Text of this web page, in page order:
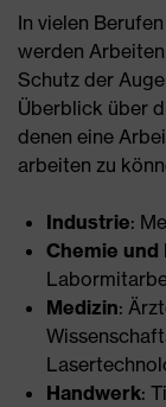
In vielen
werden
Schutz der
Überblick über
denen eine
arbeiten zu
Industrie:
Chemie und
Medizin:
Handwerk: